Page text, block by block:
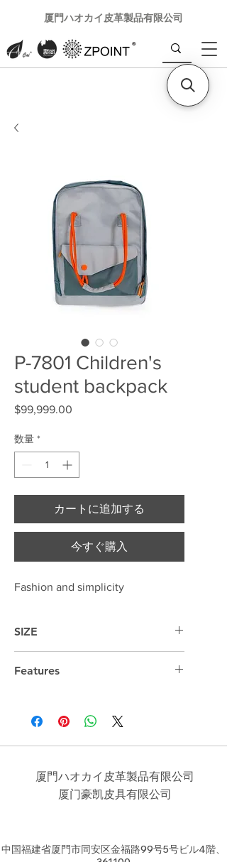
厦門ハオカイ皮革製品有限公司
P-7801 Children's
student backpack
$99,999.00
数量 *
カートに追加する
今すぐ購入
Fashion and simplicity
SIZE
Features
厦門ハオカイ皮革製品有限公司
​厦门豪凯皮具有限公司
中国福建省厦門市同安区金福路99号5号ビル4階、